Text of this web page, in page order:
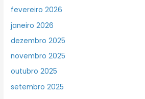
fevereiro 2026
janeiro 2026
dezembro 2025
novembro 2025
outubro 2025
setembro 2025